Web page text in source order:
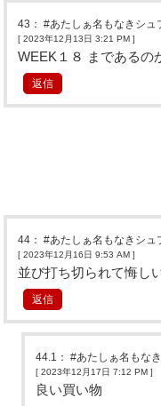
43 ：#あたしぁ名もなきシュ
[ 2023年12月13日 3:21 PM ]
WEEK１８ まであるの
返信
44 ：#あたしぁ名もなきシュ
[ 2023年12月16日 9:53 AM ]
並び打ち切られて悔し
返信
44.1 ：#あたしぁ名もな
[ 2023年12月17日 7:12 PM ]
良い買い物